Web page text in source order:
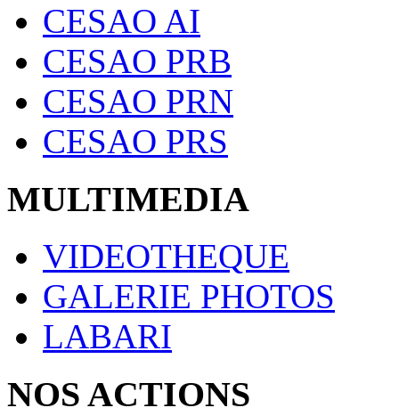
CESAO AI
CESAO PRB
CESAO PRN
CESAO PRS
MULTIMEDIA
VIDEOTHEQUE
GALERIE PHOTOS
LABARI
NOS ACTIONS